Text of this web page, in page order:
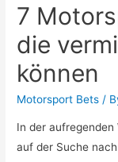
7
die
können
Motorsport Bets /
In der
auf der Suche